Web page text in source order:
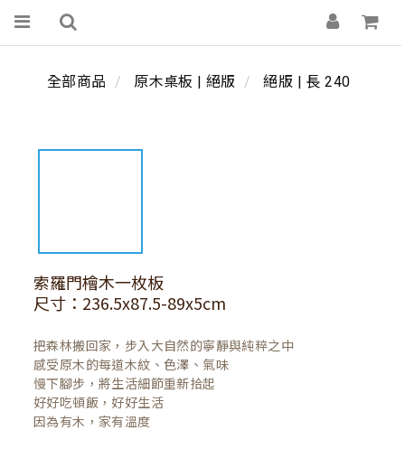
全部商品 原木桌板 | 絕版 絕版 | 長 240
索羅門檜木一枚板
尺寸：236.5x87.5-89x5cm
把森林搬回家，步入大自然的寧靜與純粹之中
感受原木的每道木紋、色澤、氣味
慢下腳步，將生活細節重新拾起
好好吃頓飯，好好生活
因為有木，家有溫度